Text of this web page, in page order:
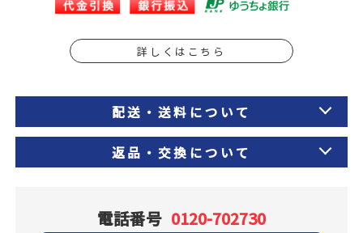
詳しくはこちら
配送・送料について
返品・交換について
電話番号 0120-702730